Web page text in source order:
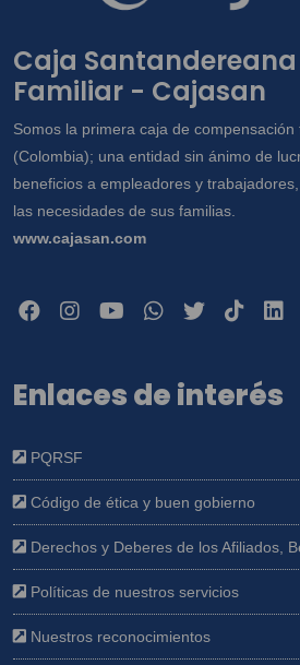
Caja
Familiar - Cajasan
Somos la primera caja de
(Colombia); una entidad sin ánimo de
beneficios a empleadores y
las necesidades de sus familias.
www.cajasan.com
Enlaces de interés
PQRSF
Código de ética y buen gobierno
Derechos y Deberes de los Afiliados,
Políticas de nuestros servicios
Nuestros reconocimientos